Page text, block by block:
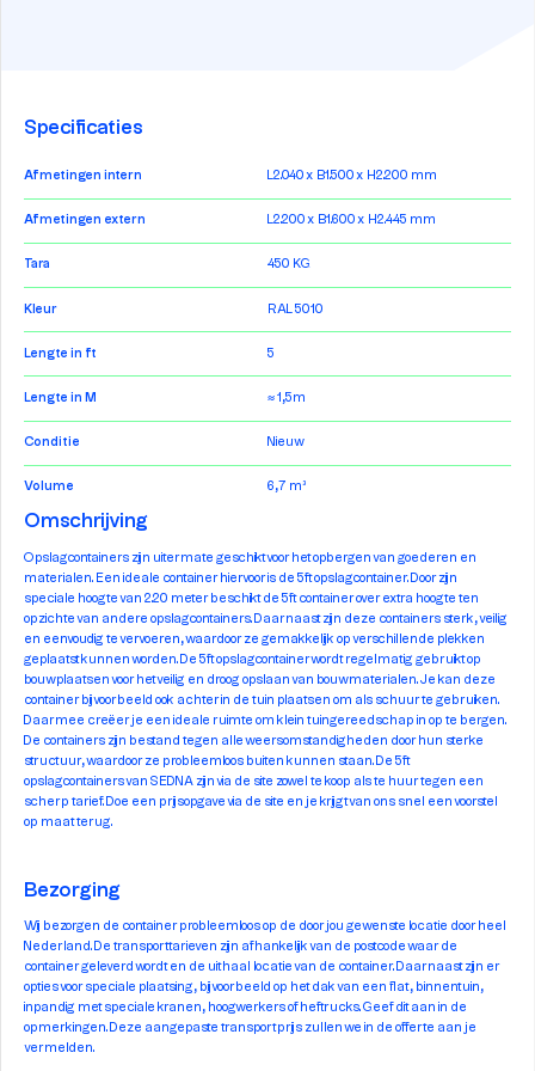
Specificaties
Afmetingen intern L2.040 x B1.500 x H2.200 mm
Afmetingen extern L2.200 x B1.600 x H2.445 mm
Tara 450 KG
Kleur RAL 5010
Lengte in ft 5
Lengte in M ≈ 1,5m
Conditie Nieuw
Volume 6,7 m³
Omschrijving
Opslagcontainers zijn uitermate geschikt voor het opbergen van goederen en
materialen. Een ideale container hiervoor is de 5ft opslagcontainer. Door zijn
speciale hoogte van 2.20 meter beschikt de 5ft container over extra hoogte ten
opzichte van andere opslagcontainers. Daarnaast zijn deze containers sterk, veilig
en eenvoudig te vervoeren, waardoor ze gemakkelijk op verschillende plekken
geplaatst kunnen worden. De 5ft opslagcontainer wordt regelmatig gebruikt op
bouwplaatsen voor het veilig en droog opslaan van bouwmaterialen. Je kan deze
container bijvoorbeeld ook achter in de tuin plaatsen om als schuur te gebruiken.
Daarmee creëer je een ideale ruimte om klein tuingereedschap in op te bergen.
De containers zijn bestand tegen alle weersomstandigheden door hun sterke
structuur, waardoor ze probleemloos buiten kunnen staan. De 5ft
opslagcontainers van SEDNA zijn via de site zowel te koop als te huur tegen een
scherp tarief. Doe een prijsopgave via de site en je krijgt van ons snel een voorstel
op maat terug.
Bezorging
Wij bezorgen de container probleemloos op de door jou gewenste locatie door heel
Nederland. De transporttarieven zijn afhankelijk van de postcode waar de
container geleverd wordt en de uithaal locatie van de container. Daarnaast zijn er
opties voor speciale plaatsing, bijvoorbeeld op het dak van een flat, binnentuin,
inpandig met speciale kranen, hoogwerkers of heftrucks. Geef dit aan in de
opmerkingen. Deze aangepaste transportprijs zullen we in de offerte aan je
vermelden.